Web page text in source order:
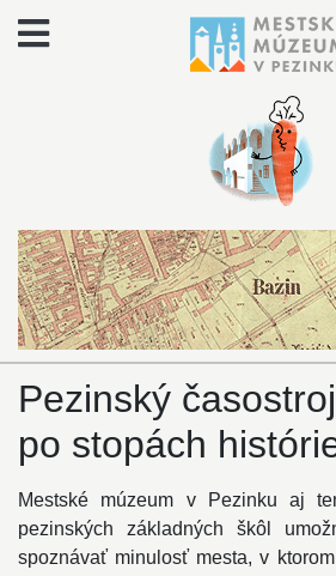
Pezinský
po stopách
Mestské múzeum v Pezinku aj
pezinských základných škôl
spoznávať minulosť mesta, v